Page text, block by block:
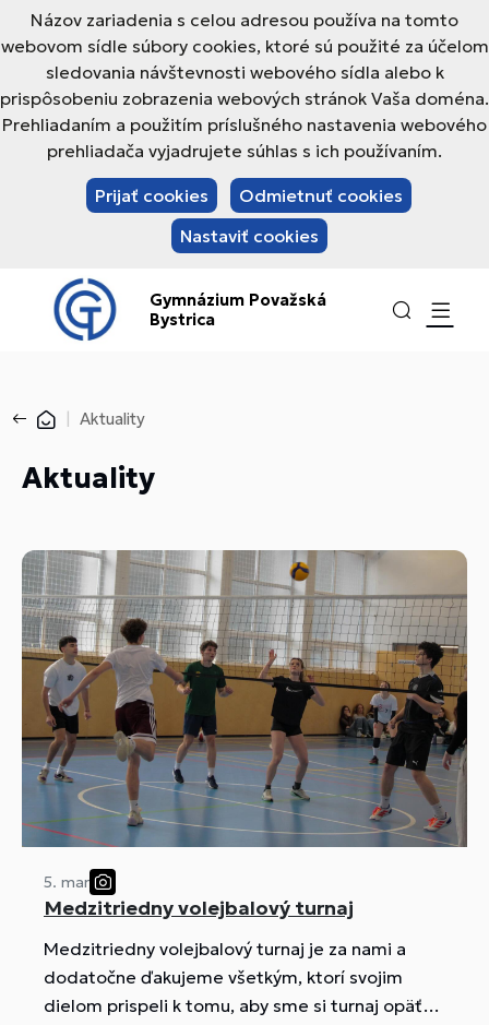
Názov zariadenia s celou adresou používa na tomto
webovom sídle súbory cookies, ktoré sú použité za účelom
sledovania návštevnosti webového sídla alebo k
prispôsobeniu zobrazenia webových stránok Vaša doména.
Prehliadaním a použitím príslušného nastavenia webového
prehliadača vyjadrujete súhlas s ich používaním.
Prijať cookies
Odmietnuť cookies
Nastaviť cookies
Gymnázium Považská
Bystrica
Aktuality
Aktuality
5. mar
Medzitriedny volejbalový turnaj
Medzitriedny volejbalový turnaj je za nami a
dodatočne ďakujeme všetkým, ktorí svojim
dielom prispeli k tomu, aby sme si turnaj opäť